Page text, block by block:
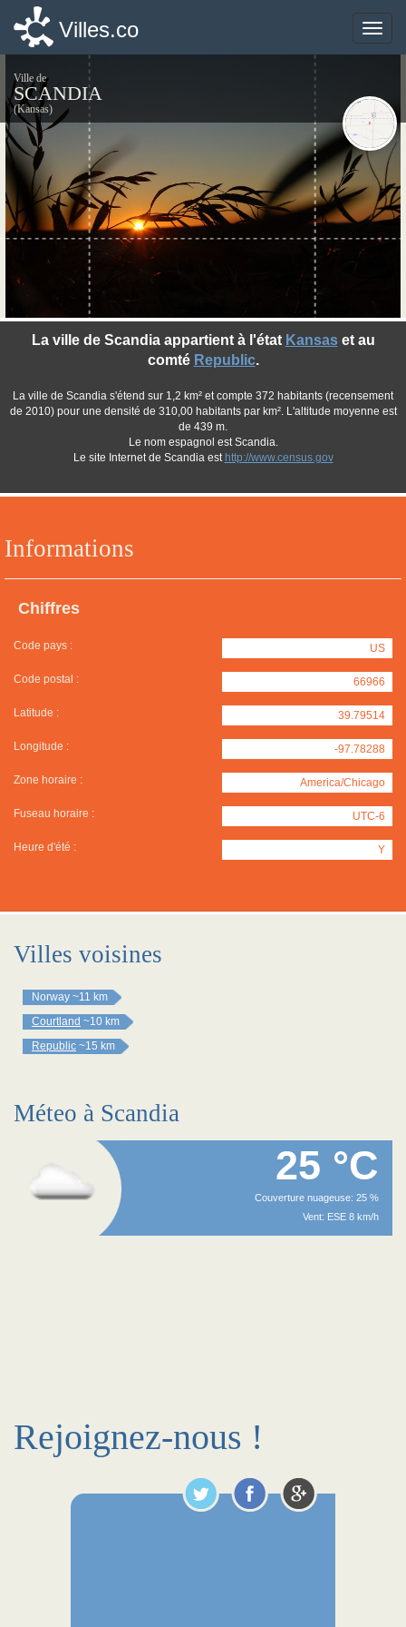
Toggle
Villes.co
Ville de
SCANDIA
(Kansas)
Informations
Chiffres
Code pays : US
Code postal : 66966
Latitude : 39.79514
Longitude : -97.78288
Zone horaire : America/Chicago
Fuseau horaire : UTC-6
Heure d'été : Y
La ville de Scandia appartient à l'état Kansaset au
comté Republic.
La ville de Scandia s'étend sur 1,2 km² et compte 372 habitants (recensement
de 2010) pour une densité de 310,00 habitants par km². L'altitude moyenne est
de 439 m.
Le nom espagnol est Scandia.
Le site Internet de Scandia est http://www.census.gov
Villes voisines
Norway ~11 km
Courtland ~10 km
Republic ~15 km
Méteo à Scandia
25 °C
Couverture nuageuse: 25 %
Vent: ESE 8 km/h
Rejoignez-nous !
Toggle
Villes.co